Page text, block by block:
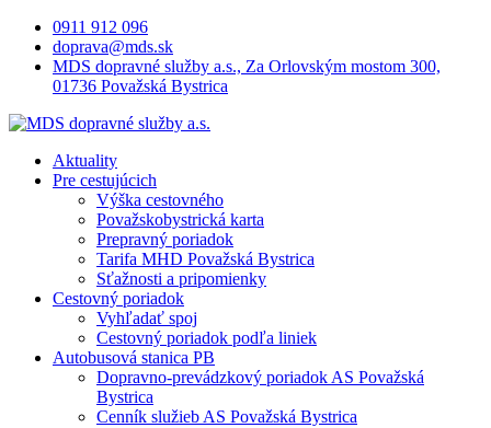
Skip
content
0911 912 096
doprava@mds.sk
MDS dopravné služby a.s., Za Orlovským mostom 300,
01736 Považská Bystrica
Aktuality
Pre cestujúcich
Výška cestovného
Považskobystrická karta
Prepravný poriadok
Tarifa MHD Považská Bystrica
Sťažnosti a pripomienky
Cestovný poriadok
Vyhľadať spoj
Cestovný poriadok podľa liniek
Autobusová stanica PB
Dopravno-prevádzkový poriadok AS Považská
Bystrica
Cenník služieb AS Považská Bystrica